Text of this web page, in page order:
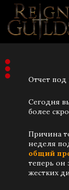
Отчет
Сегодня
более
Причина
неделя
общий
теперь он
жестких